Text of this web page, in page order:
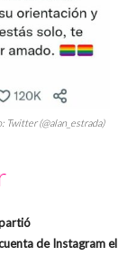
Twitter (@alan_estrada)
de Instagram el